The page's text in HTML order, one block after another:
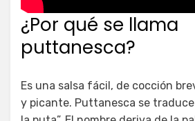
¿Por qué se llama
puttanesca?
Es una salsa fácil, de cocción
y picante. Puttanesca se traduce